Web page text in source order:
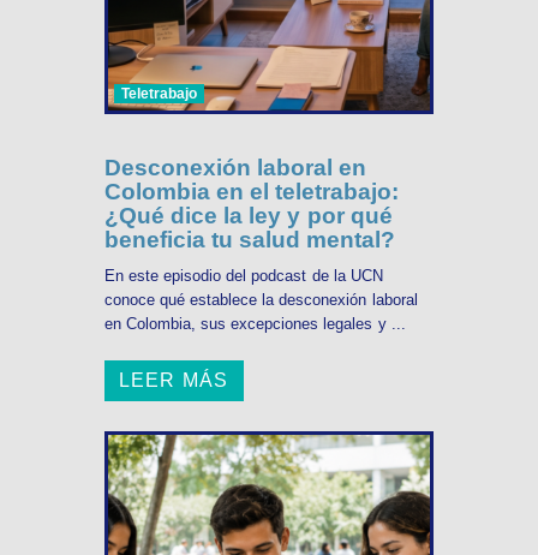
Teletrabajo
Desconexión laboral en
Colombia en el teletrabajo:
¿Qué dice la ley y por qué
beneficia tu salud mental?
En este episodio del podcast de la UCN
conoce qué establece la desconexión laboral
en Colombia, sus excepciones legales y ...
LEER MÁS